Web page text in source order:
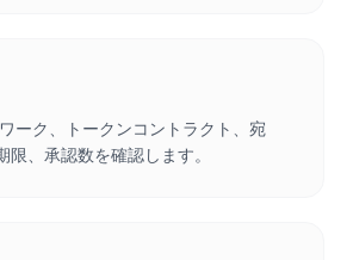
ーク、トークンコントラクト、宛
限、承認数を確認します。